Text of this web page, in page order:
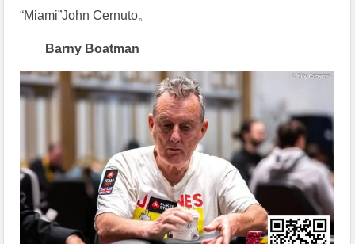
“Miami”John Cernuto。
Barny Boatman